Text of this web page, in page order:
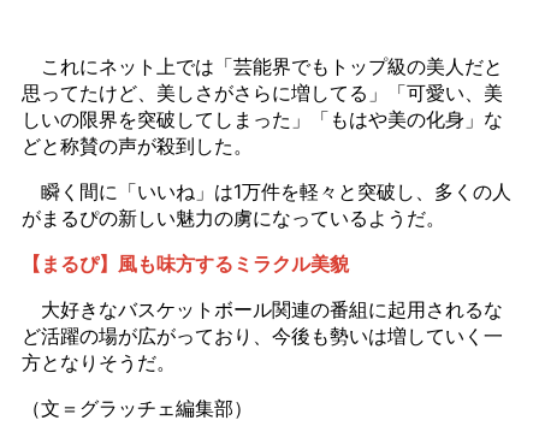
これにネット上では「芸能界でもトップ級の美人だと
思ってたけど、美しさがさらに増してる」「可愛い、美
しいの限界を突破してしまった」「もはや美の化身」な
どと称賛の声が殺到した。
瞬く間に「いいね」は1万件を軽々と突破し、多くの人
がまるぴの新しい魅力の虜になっているようだ。
【まるぴ】風も味方するミラクル美貌
大好きなバスケットボール関連の番組に起用されるな
ど活躍の場が広がっており、今後も勢いは増していく一
方となりそうだ。
（文＝グラッチェ編集部）